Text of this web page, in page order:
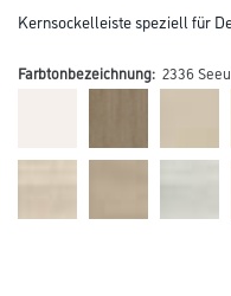
Kernsockelleiste speziell für
Farbtonbezeichnung: 2336